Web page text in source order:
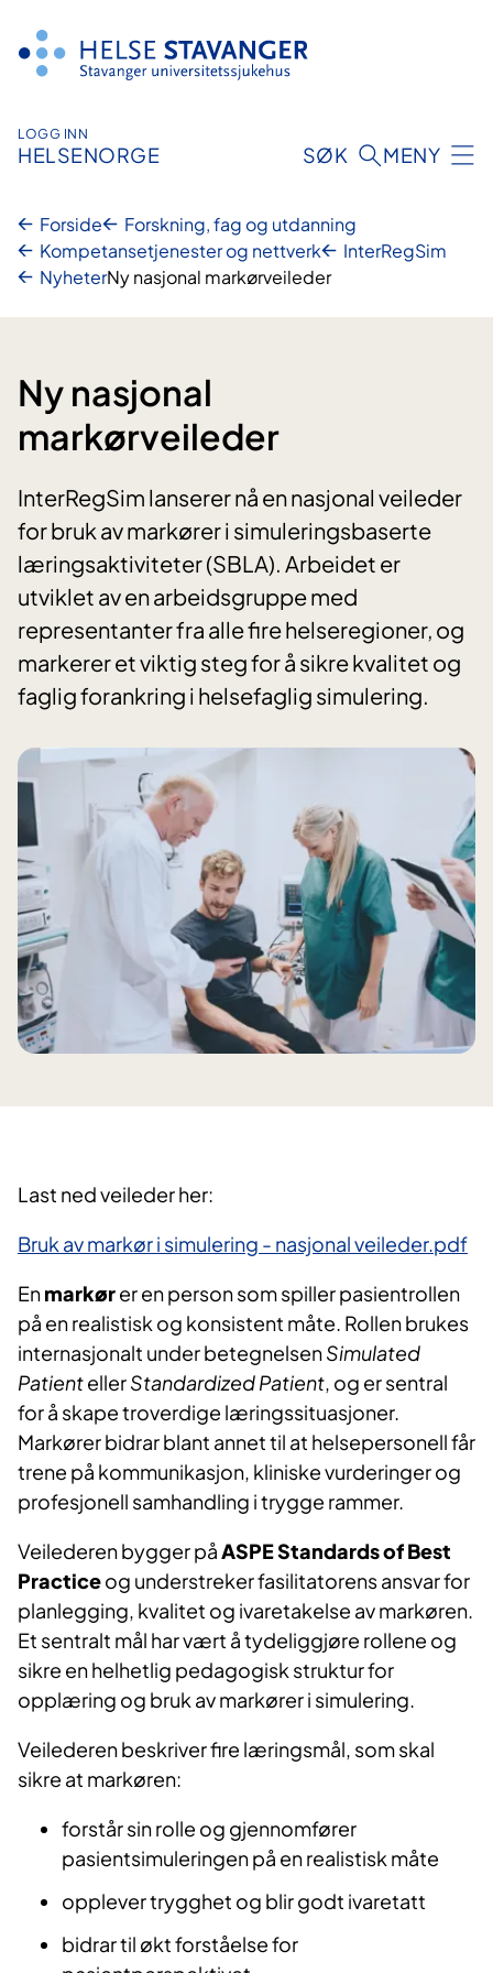
innhold
LOGG INN
HELSENORGE SØK MENY
Forside
Forskning, fag og utdanning
Kompetansetjenester og nettverk
InterRegSim
NyheterNy nasjonal markørveileder
Ny nasjonal
markørveileder
InterRegSim lanserer nå en nasjonal veileder
for bruk av markører i simuleringsbaserte
læringsaktiviteter (SBLA). Arbeidet er
utviklet av en arbeidsgruppe med
representanter fra alle fire helseregioner, og
markerer et viktig steg for å sikre kvalitet og
faglig forankring i helsefaglig simulering.
Last ned veileder her:
Bruk av markør i simulering - nasjonal veileder.pdf
Enmarkører en person som spiller pasientrollen
på en realistisk og konsistent måte. Rollen brukes
internasjonalt under betegnelsenSimulated
PatientellerStandardized Patient, og er sentral
for å skape troverdige læringssituasjoner.
Markører bidrar blant annet til at helsepersonell får
trene på kommunikasjon, kliniske vurderinger og
profesjonell samhandling i trygge rammer.
Veilederen bygger påASPE Standards of Best
Practiceog understreker fasilitatorens ansvar for
planlegging, kvalitet og ivaretakelse av markøren.
Et sentralt mål har vært å tydeliggjøre rollene og
sikre en helhetlig pedagogisk struktur for
opplæring og bruk av markører i simulering.
Veilederen beskriver fire læringsmål, som skal
sikre at markøren:
forstår sin rolle og gjennomfører
pasientsimuleringen på en realistisk måte
opplever trygghet og blir godt ivaretatt
bidrar til økt forståelse for